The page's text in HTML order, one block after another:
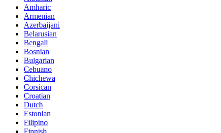
Amharic
Armenian
Azerbaijani
Belarusian
Bengali
Bosnian
Bulgarian
Cebuano
Chichewa
Corsican
Croatian
Dutch
Estonian
Filipino